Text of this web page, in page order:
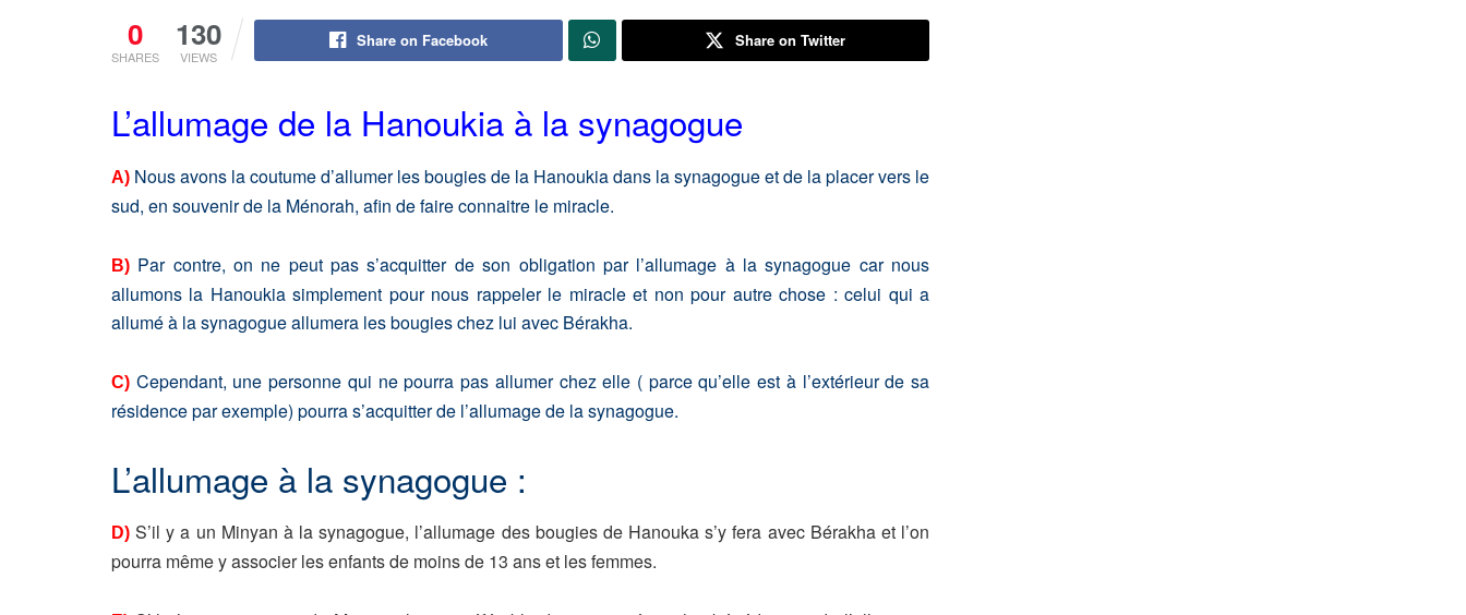
0
SHARES
130
VIEWS
Share on Facebook Share on Twitter
L’allumage de la Hanoukia à la synagogue
A) Nous avons la coutume d’allumer les bougies de la Hanoukia dans la synagogue et de la placer vers le
sud, en souvenir de la Ménorah, afin de faire connaitre le miracle.
B) Par contre, on ne peut pas s’acquitter de son obligation par l’allumage à la synagogue car nous
allumons la Hanoukia simplement pour nous rappeler le miracle et non pour autre chose : celui qui a
allumé à la synagogue allumera les bougies chez lui avec Bérakha.
C) Cependant, une personne qui ne pourra pas allumer chez elle ( parce qu’elle est à l’extérieur de sa
résidence par exemple) pourra s’acquitter de l’allumage de la synagogue.
L’allumage à la synagogue :
D)S’il y a un Minyan à la synagogue, l’allumage des bougies de Hanouka s’y fera avec Bérakha et l’on
pourra même y associer les enfants de moins de 13 ans et les femmes.